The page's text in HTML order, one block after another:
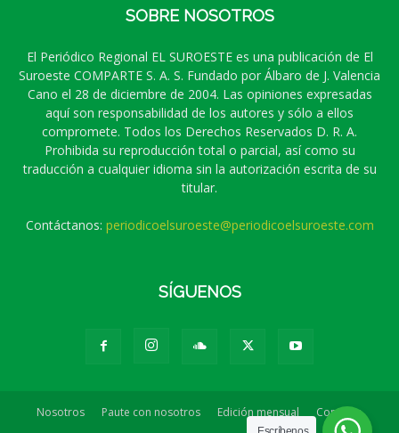
SOBRE NOSOTROS
El Periódico Regional EL SUROESTE es una publicación de El
Suroeste COMPARTE S. A. S. Fundado por Álbaro de J. Valencia
Cano el 28 de diciembre de 2004. Las opiniones expresadas
aquí son responsabilidad de los autores y sólo a ellos
compromete. Todos los Derechos Reservados D. R. A.
Prohibida su reproducción total o parcial, así como su
traducción a cualquier idioma sin la autorización escrita de su
titular.
Contáctanos: periodicoelsuroeste@periodicoelsuroeste.com
SÍGUENOS
Nosotros Paute con nosotros Edición mensual Contacto